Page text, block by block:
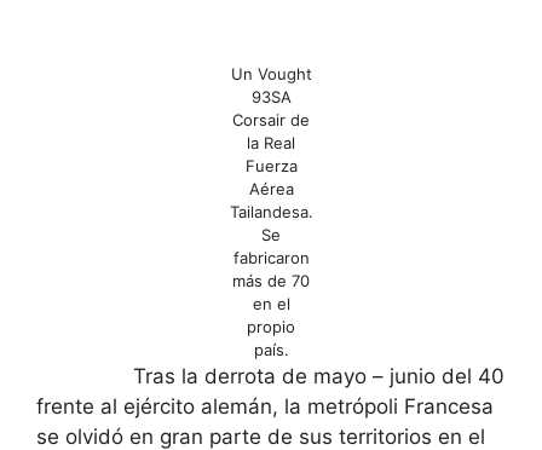
Un Vought
93SA
Corsair de
la Real
Fuerza
Aérea
Tailandesa.
Se
fabricaron
más de 70
en el
propio
país.
Tras la derrota de mayo – junio del 40
frente al ejército alemán, la metrópoli Francesa
se olvidó en gran parte de sus territorios en el